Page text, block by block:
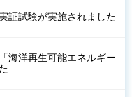
証試験が実施されました
海洋再生可能エネルギー